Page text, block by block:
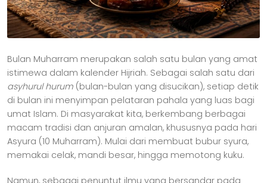
Bulan Muharram merupakan salah satu bulan yang amat
istimewa dalam kalender Hijriah. Sebagai salah satu dari
asyhurul hurum (bulan-bulan yang disucikan), setiap detik
di bulan ini menyimpan pelataran pahala yang luas bagi
umat Islam. Di masyarakat kita, berkembang berbagai
macam tradisi dan anjuran amalan, khususnya pada hari
Asyura (10 Muharram). Mulai dari membuat bubur syura,
memakai celak, mandi besar, hingga memotong kuku.